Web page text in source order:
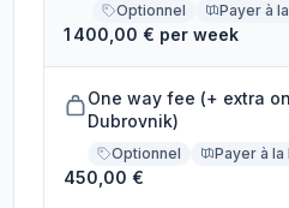
Optionnel Payer à
1 400,00 € per week
One way fee (+ extra
Dubrovnik)
Optionnel Payer à la
450,00 €